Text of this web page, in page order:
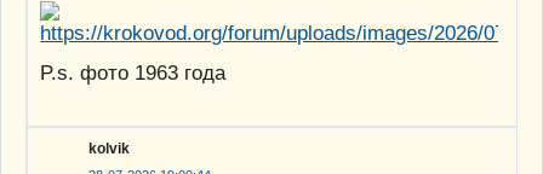
P.s. фото 1963 года
kolvik